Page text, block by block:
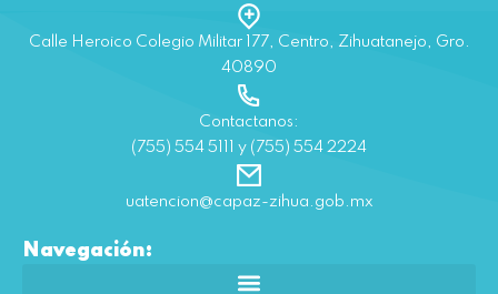
Calle Heroico Colegio Militar 177, Centro, Zihuatanejo, Gro.
40890
Contactanos:
(755) 554 5111 y (755) 554 2224
uatencion@capaz-zihua.gob.mx
Navegación: